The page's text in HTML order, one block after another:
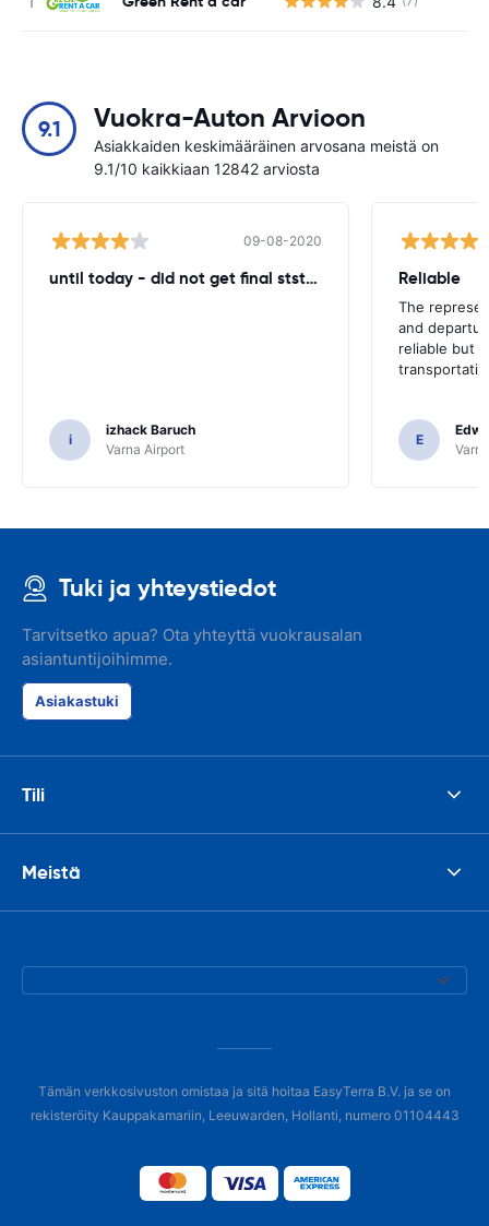
9.1 Vuokra-Auton Arvioon
Asiakkaiden keskimääräinen arvosana meistä on
9.1/10 kaikkiaan 12842 arviosta
09-08-2020
until today - did not get final ststemant of the rent !!
i
izhack Baruch
Varna Airport
Reliable
The
and
reliable but
E
Tuki ja yhteystiedot
Tarvitsetko apua? Ota yhteyttä vuokrausalan
asiantuntijoihimme.
Asiakastuki
Tili
Meistä
Tämän verkkosivuston omistaa ja sitä hoitaa EasyTerra B.V. ja se on
rekisteröity Kauppakamariin, Leeuwarden, Hollanti, numero 01104443